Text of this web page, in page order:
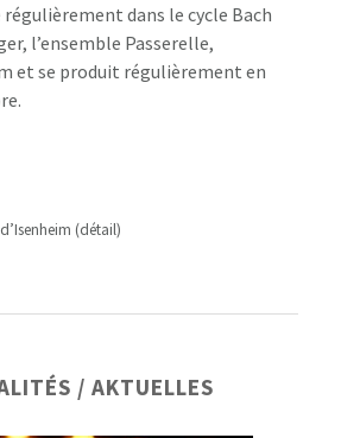
dans le cycle Bach
l’ensemble Passerelle,
et se produit régulièrement en
(détail)
/ AKTUELLES